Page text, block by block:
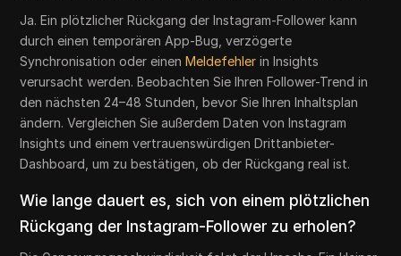
Ja. Ein plötzlicher Rückgang der Instagram-Follower kann
durch einen temporären App-Bug, verzögerte
Synchronisation oder einenMeldefehler in Insights
verursacht werden. Beobachten Sie Ihren Follower-Trend in
den nächsten 24–48 Stunden, bevor Sie Ihren Inhaltsplan
ändern. Vergleichen Sie außerdem Daten von Instagram
Insights und einem vertrauenswürdigen Drittanbieter-
Dashboard, um zu bestätigen, ob der Rückgang real ist.
Wie lange dauert es, sich von einem plötzlichen
Rückgang der Instagram-Follower zu erholen?